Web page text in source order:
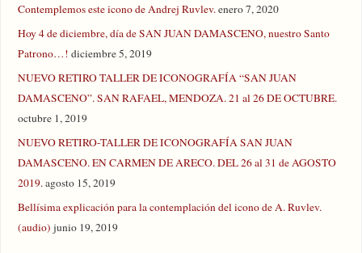
Contemplemos este icono de Andrej Ruvlev. enero 7, 2020
Hoy 4 de diciembre, día de SAN JUAN DAMASCENO, nuestro Santo
Patrono…! diciembre 5, 2019
NUEVO RETIRO TALLER DE ICONOGRAFÍA “SAN JUAN
DAMASCENO”. SAN RAFAEL, MENDOZA. 21 al 26 DE OCTUBRE.
octubre 1, 2019
NUEVO RETIRO-TALLER DE ICONOGRAFÍA SAN JUAN
DAMASCENO. EN CARMEN DE ARECO. DEL 26 al 31 de AGOSTO
2019. agosto 15, 2019
Bellísima explicación para la contemplación del icono de A. Ruvlev.
(audio) junio 19, 2019